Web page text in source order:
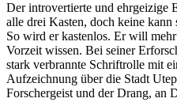
Der introvertierte und ehrgeizige
alle drei Kasten, doch keine
So wird er kastenlos. Er will
Vorzeit wissen. Bei seiner
stark verbrannte Schriftrolle mit
Aufzeichnung über die Stadt
Forschergeist und der Drang, an